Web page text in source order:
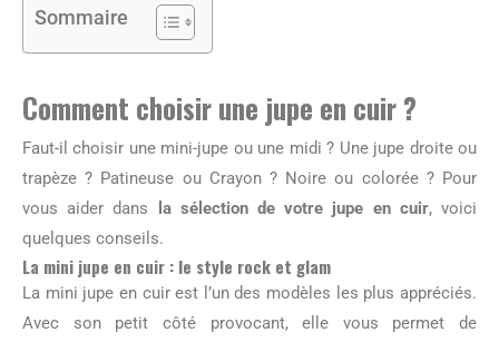
Sommaire
Comment choisir une jupe en cuir ?
Faut-il choisir une mini-jupe ou une midi ? Une jupe droite ou
trapèze ? Patineuse ou Crayon ? Noire ou colorée ? Pour
vous aider dans
la sélection de votre jupe en cuir, voici
quelques conseils.
La mini jupe en cuir : le style rock et glam
La mini jupe en cuir est l’un des modèles les plus appréciés.
Avec son petit côté provocant, elle vous permet de